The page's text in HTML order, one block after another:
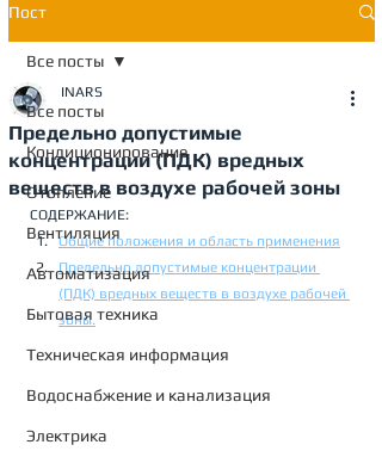
Пост
Все посты
Кондиционирование
Отопление
Вентиляция
Автоматизация
Бытовая техника
Техническая информация
Водоснабжение и канализация
Электрика
Все посты
Предельно допустимые
концентрации (ПДК) вредных
веществ в воздухе рабочей зоны
INARS
СОДЕРЖАНИЕ:
Общие положения и область применения
Предельно допустимые концентрации
(ПДК) вредных веществ в воздухе рабочей
зоны.